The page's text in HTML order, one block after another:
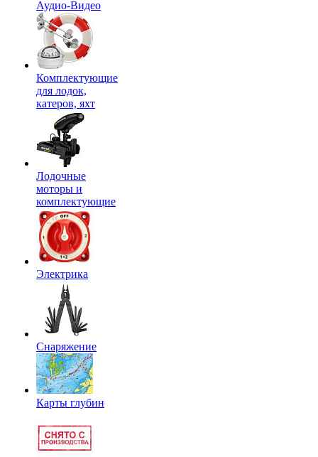
Аудио-Видео
Комплектующие
для лодок,
катеров, яхт
Лодочные
моторы и
комплектующие
Электрика
Снаряжение
Карты глубин